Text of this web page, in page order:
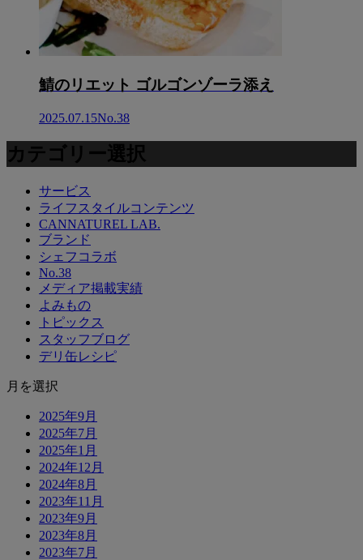
鯖のリエット ゴルゴンゾーラ添え
2025.07.15No.38
カテゴリー選択
サービス
ライフスタイルコンテンツ
CANNATUREL LAB.
ブランド
シェフコラボ
No.38
メディア掲載実績
よみもの
トピックス
スタッフブログ
デリ缶レシピ
月を選択
2025年9月
2025年7月
2025年1月
2024年12月
2024年8月
2023年11月
2023年9月
2023年8月
2023年7月